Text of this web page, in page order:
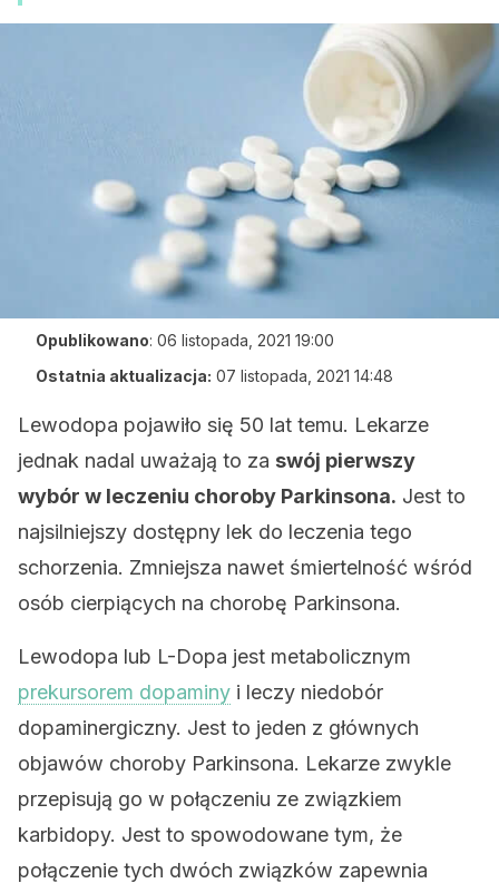
Opublikowano: 06 listopada, 2021 19:00
Ostatnia aktualizacja: 07 listopada, 2021 14:48
Lewodopa pojawiło się 50 lat temu. Lekarze
jednak nadal uważają to za swój pierwszy
wybór w leczeniu choroby Parkinsona. Jest to
najsilniejszy dostępny lek do leczenia tego
schorzenia. Zmniejsza nawet śmiertelność wśród
osób cierpiących na chorobę Parkinsona.
Lewodopa lub L-Dopa jest metabolicznym
prekursorem dopaminy i leczy niedobór
dopaminergiczny. Jest to jeden z głównych
objawów choroby Parkinsona. Lekarze zwykle
przepisują go w połączeniu ze związkiem
karbidopy. Jest to spowodowane tym, że
połączenie tych dwóch związków zapewnia